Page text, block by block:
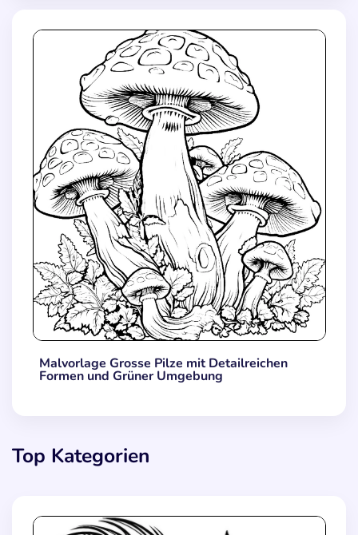
Malvorlage Grosse Pilze mit Detailreichen
Formen und Grüner Umgebung
Top Kategorien